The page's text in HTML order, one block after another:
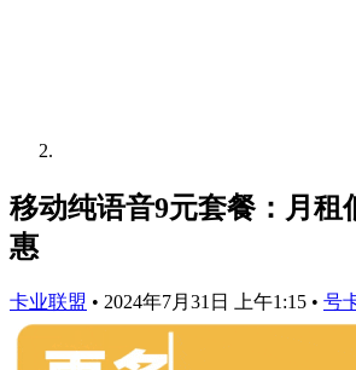
移动纯语音9元套餐：月租
惠
卡业联盟 • 2024年7月31日 上午1:15 • 号